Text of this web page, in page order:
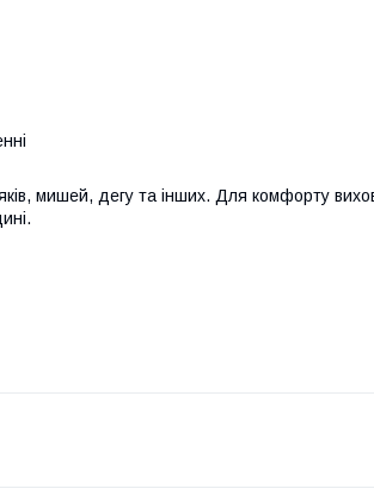
мишей, дегу та інших. Для комфорту